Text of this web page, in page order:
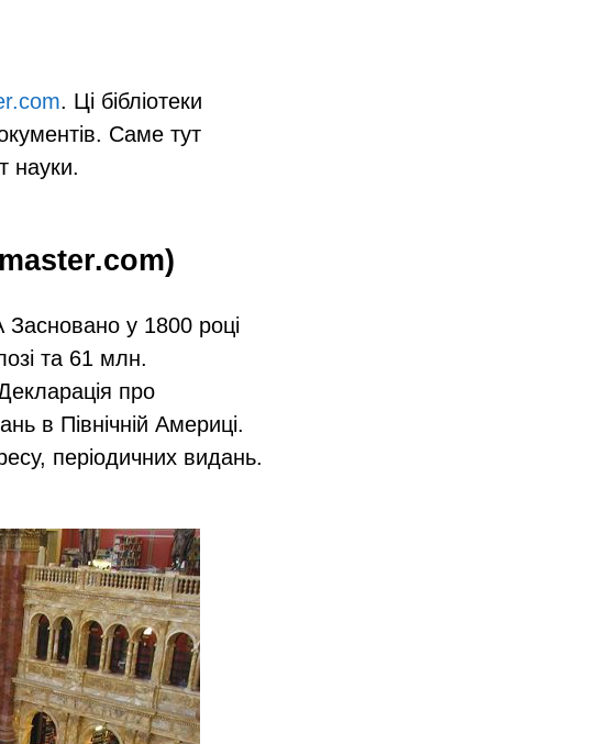
. Ці бібліотеки
Саме тут
науки.
у 1800 році
та 61 млн.
про
в Північній Америці.
періодичних видань.